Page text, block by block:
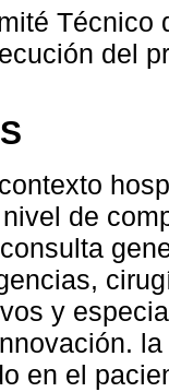
Técnico
del
de
y
en el